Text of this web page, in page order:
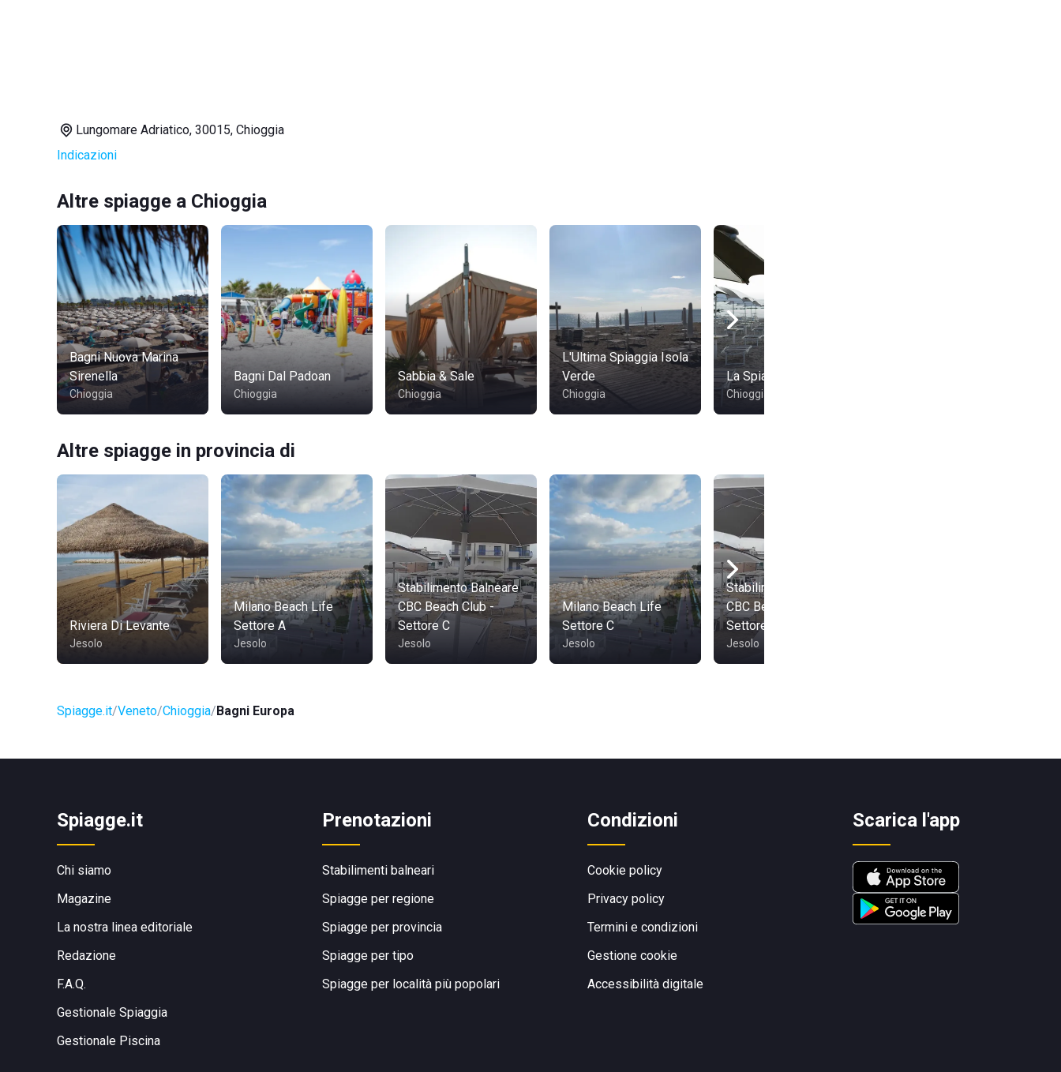
Lungomare Adriatico, 30015, Chioggia
Indicazioni
Altre spiagge a Chioggia
Bagni Nuova Marina
Sirenella
Chioggia
Bagni Dal Padoan
Chioggia
Sabbia & Sale
Chioggia
L'Ultima Spiaggia Isola
Verde
Chioggia
La Spiaia Beach
Chioggia
Altre spiagge in provincia di
Riviera Di Levante
Jesolo
Milano Beach Life
Settore A
Jesolo
Stabilimento Balneare
CBC Beach Club -
Settore C
Jesolo
Milano Beach Life
Settore C
Jesolo
Stabilimento Balneare
CBC Beach Club -
Settore B
Jesolo
Spiagge.it Veneto Chioggia Bagni Europa
Spiagge.it
Chi siamo
Magazine
La nostra linea editoriale
Redazione
F.A.Q.
Gestionale Spiaggia
Gestionale Piscina
Prenotazioni
Stabilimenti balneari
Spiagge per regione
Spiagge per provincia
Spiagge per tipo
Spiagge per località più popolari
Condizioni
Cookie policy
Privacy policy
Termini e condizioni
Gestione cookie
Accessibilità digitale
Scarica l'app